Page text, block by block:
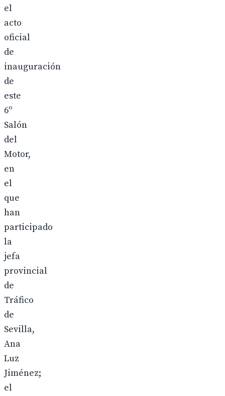
el
acto
oficial
de
inauguración
de
este
6º
Salón
del
Motor,
en
el
que
han
participado
la
jefa
provincial
de
Tráfico
de
Sevilla,
Ana
Luz
Jiménez;
el